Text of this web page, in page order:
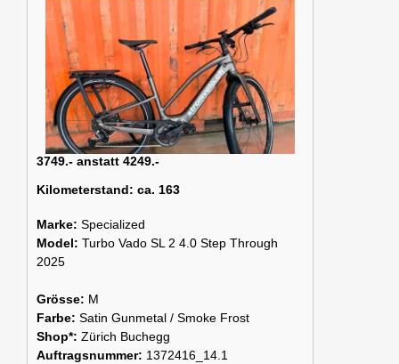
3749.- anstatt 4249.-
Kilometerstand: ca. 163
Marke: Specialized
Model: Turbo Vado SL 2 4.0 Step Through
2025
Grösse: M
Farbe: Satin Gunmetal / Smoke Frost
Shop*: Zürich Buchegg
Auftragsnummer: 1372416_14.1